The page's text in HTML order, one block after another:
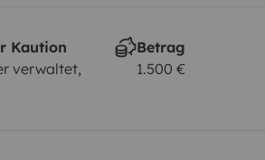
Kaution
verwaltet,
Betrag
1.500 €